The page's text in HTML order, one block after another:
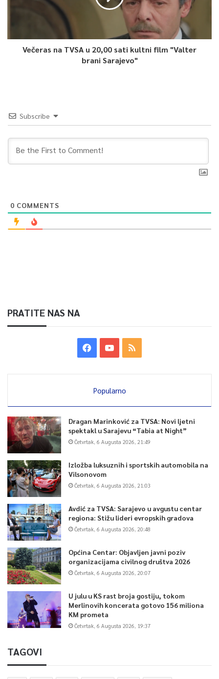
Večeras na TVSA u 20,00 sati kultni film "Valter
brani Sarajevo"
Subscribe
0 COMMENTS
PRATITE NAS NA
Popularno
Dragan Marinković za TVSA: Novi ljetni
spektakl u Sarajevu “Tabia at Night”
Četvrtak, 6 Augusta 2026, 21:49
Izložba luksuznih i sportskih automobila na
Vilsonovom
Četvrtak, 6 Augusta 2026, 21:03
Avdić za TVSA: Sarajevo u avgustu centar
regiona: Stižu lideri evropskih gradova
Četvrtak, 6 Augusta 2026, 20:48
Općina Centar: Objavljen javni poziv
organizacijama civilnog društva 2026
Četvrtak, 6 Augusta 2026, 20:07
U julu u KS rast broja gostiju, tokom
Merlinovih koncerata gotovo 156 miliona
KM prometa
Četvrtak, 6 Augusta 2026, 19:37
TAGOVI